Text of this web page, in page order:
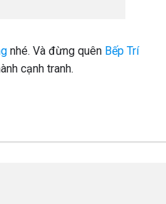
nhé. Và đừng quên Bếp Trí
cạnh tranh.